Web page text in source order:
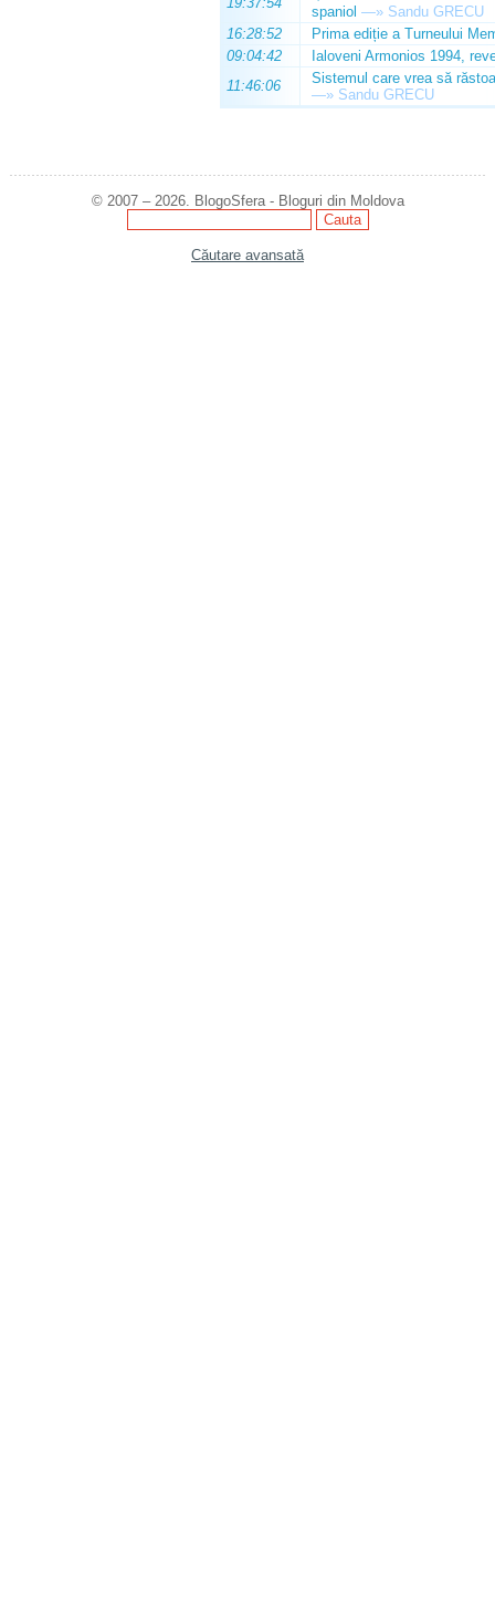
spaniol —» Sandu GRECU
16:28:52
Prima ediție a Turneului
09:04:42
Ialoveni Armonios 1994,
11:46:06
Sistemul care vrea să
—» Sandu GRECU
© 2007 – 2026. BlogoSfera - Bloguri din Moldova
Căutare avansată